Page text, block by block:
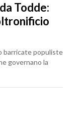
Todde:
barricate populiste
governano la